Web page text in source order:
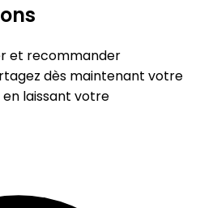
et recommander
dès maintenant votre
laissant votre